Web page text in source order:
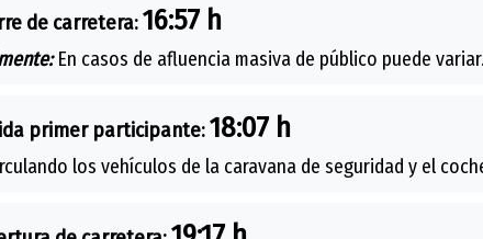
de carretera:16:57 h
En casos de afluencia masiva de público puede variar.
primer participante:18:07 h
los vehículos de la caravana de seguridad y el